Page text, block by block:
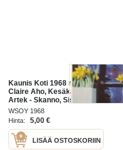
Kaunis Koti 1968 nr 3, Kansikuva
Claire Aho, Kesäkalsuteet mm.
Artek - Skanno, Sisustamme
Karakalliossa, Kesämökit
kehittyvät, Asko Disco
kalaustesarja, ym.
WSOY 1968
Hinta:
5,00 €
LISÄÄ OSTOSKORIIN